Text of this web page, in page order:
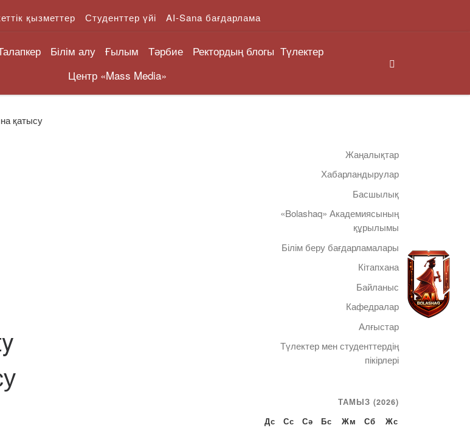
қызметтер Студенттер үйі AI-Sana бағдарлама
Білім алу Ғылым Тәрбие Ректордың блогы Түлектер
Центр «Mass Media»
қатысу
Жаңалықтар
Хабарландырулар
Басшылық
«Bolashaq» Академиясының
құрылымы
Білім беру бағдарламалары
Кітапхана
Байланыс
Кафедралар
Алғыстар
Түлектер мен студенттердің
пікірлері
ТАМЫЗ (2026)
Дс Сс Сә Бс Жм Сб Жс
Telegram